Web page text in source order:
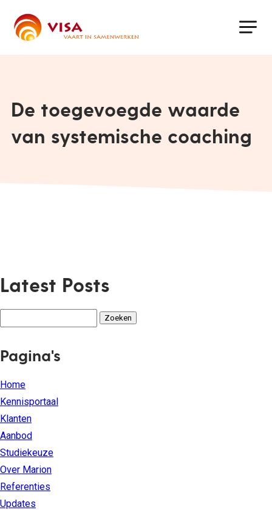
main
De toegevoegde waarde
van systemische coaching
Latest Posts
Pagina's
Home
Kennisportaal
Klanten
Aanbod
Studiekeuze
Over Marion
Referenties
Updates